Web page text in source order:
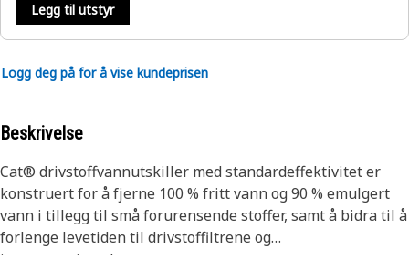
Legg til utstyr
Logg deg på for å vise kundeprisen
Beskrivelse
Cat® drivstoffvannutskiller med standardeffektivitet er
konstruert for å fjerne 100 % fritt vann og 90 % emulgert
vann i tillegg til små forurensende stoffer, samt å bidra til å
forlenge levetiden til drivstoffiltrene og